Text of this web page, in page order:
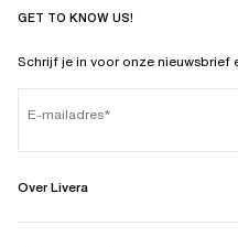
GET TO KNOW US!
Schrijf je in voor onze
E-mailadres
Over Livera